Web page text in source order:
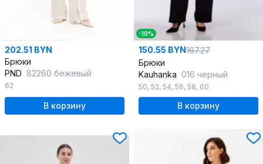
202.51 BYN
Брюки
PND 82260 бежевый
62
В корзину
-10%
150.55 BYN167.27
Брюки
Kauhanka 016 черный
50, 52, 54, 56, 58, 60
В корзину